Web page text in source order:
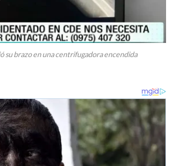
su brazo en una centrifugadora encendida